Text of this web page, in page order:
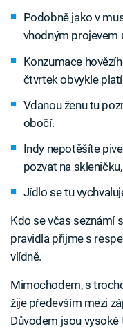
Podobně jako v
vhodným projevem
Konzumace
čtvrtek obvykle
Vdanou ženu tu
obočí.
Indy nepotěšíte
pozvat na
Jídlo se tu
Kdo se včas seznámí
pravidla přijme s
vlídně.
Mimochodem, s
žije především mezi
Důvodem jsou